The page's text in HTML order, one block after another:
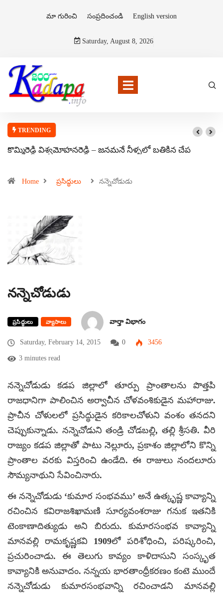
మా గురించి సంప్రదించండి English version
Saturday, August 8, 2026
TRENDING
కొమ్మిరెడ్డి విశ్వమోహనరెడ్డి – జనమనే నీళ్ళలో బతికిన చేప
Home ప్రసిద్ధులు నన్నెచోడుడు
నన్నెచోడుడు
ప్రసిద్ధులు వ్యాసాలు వార్తా విభాగం
Saturday, February 14, 2015 0 3456
3 minutes read
నన్నెచోడుడు కడప జిల్లాలో తూర్పు ప్రాంతాలను పొత్తపి
రాజధానిగా పాలించిన అర్వాచీన చోళవంశికుడైన మహారాజు.
ప్రాచీన చోళులలో ప్రసిద్ధుడైన కరికాలచోళుని వంశం తనదని
చెప్పుకున్నాడు. నన్నెచోడుని తండ్రి చోడబల్లి, తల్లి శ్రీసతి. వీరి
రాజ్యం కడప జిల్లాతో పాటు నెల్లూరు, ప్రకాశం జిల్లాలోని కొన్ని
ప్రాంతాల వరకు విస్తరించి ఉండేది. ఈ రాజులు నందలూరు
సౌమ్యనాథుని సేవించినారు.
ఈ నన్నెచోడుడు ‘కుమార సంభవము’ అనే ఉత్కృష్ణ కావ్యాన్ని
రచించిన కవిరాజశిఖామణి సూర్యవంశరాజు గనుక ఇతనికి
టెంకాణాదిత్యుడు అని బిరుదు. కుమారసంభవ కావ్యాన్ని
మానవల్లి రామకృష్ణకవి 1909లో పరిశోధించి, పరిష్కరించి,
ప్రచురించాడు. ఈ తెలుగు కావ్యం కాళిదాసుని సంస్కృత
కావ్యానికి అనువాదం. నన్నయ భారతాంధ్రీకరణం కంటె ముందే
నన్నెచోడుడు కుమారసంభవాన్ని రచించాడని మానవల్లి